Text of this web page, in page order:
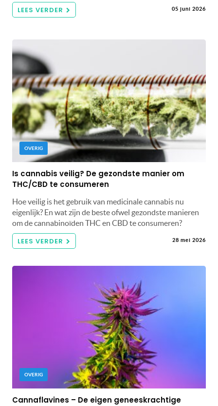
LEES VERDER 05 juni 2026
OVERIG
Is cannabis veilig? De gezondste manier om
THC/CBD te consumeren
Hoe veilig is het gebruik van medicinale cannabis nu
eigenlijk? En wat zijn de beste ofwel gezondste manieren
om de cannabinoïden THC en CBD te consumeren?
LEES VERDER 28 mei 2026
OVERIG
Cannaflavines – De eigen geneeskrachtige